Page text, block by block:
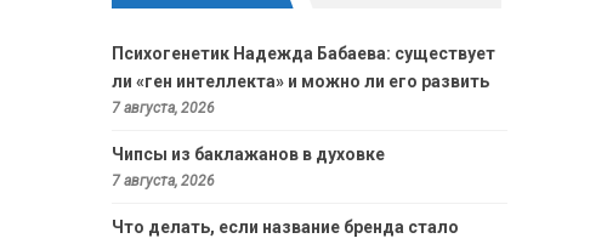
Психогенетик Надежда Бабаева: существует
ли «ген интеллекта» и можно ли его развить
7 августа, 2026
Чипсы из баклажанов в духовке
7 августа, 2026
Что делать, если название бренда стало